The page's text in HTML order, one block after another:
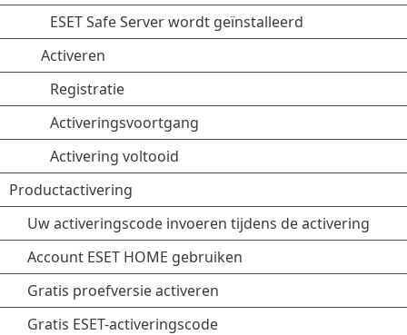
ESET Safe Server wordt geïnstalleerd
Activeren
Registratie
Activeringsvoortgang
Activering voltooid
Productactivering
Uw activeringscode invoeren tijdens de activering
Account ESET HOME gebruiken
Gratis proefversie activeren
Gratis ESET-activeringscode